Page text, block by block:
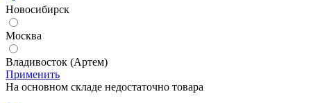
Новосибирск
Москва
Владивосток (Артем)
Применить
На основном складе недостаточно товара